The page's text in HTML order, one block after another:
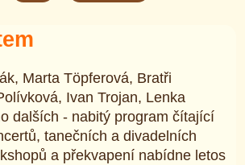
Marta Töpferová, Bratři
Ivan Trojan, Lenka
dalších - nabitý program čítající
tanečních a divadelních
a překvapení nabídne letos